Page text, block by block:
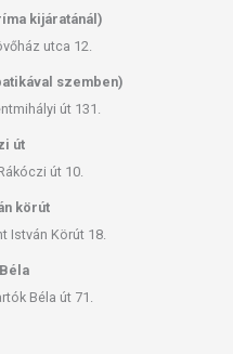
kijáratánál)
utca 12.
szemben)
út 131.
út
út 10.
körút
István Körút 18.
Béla út 71.